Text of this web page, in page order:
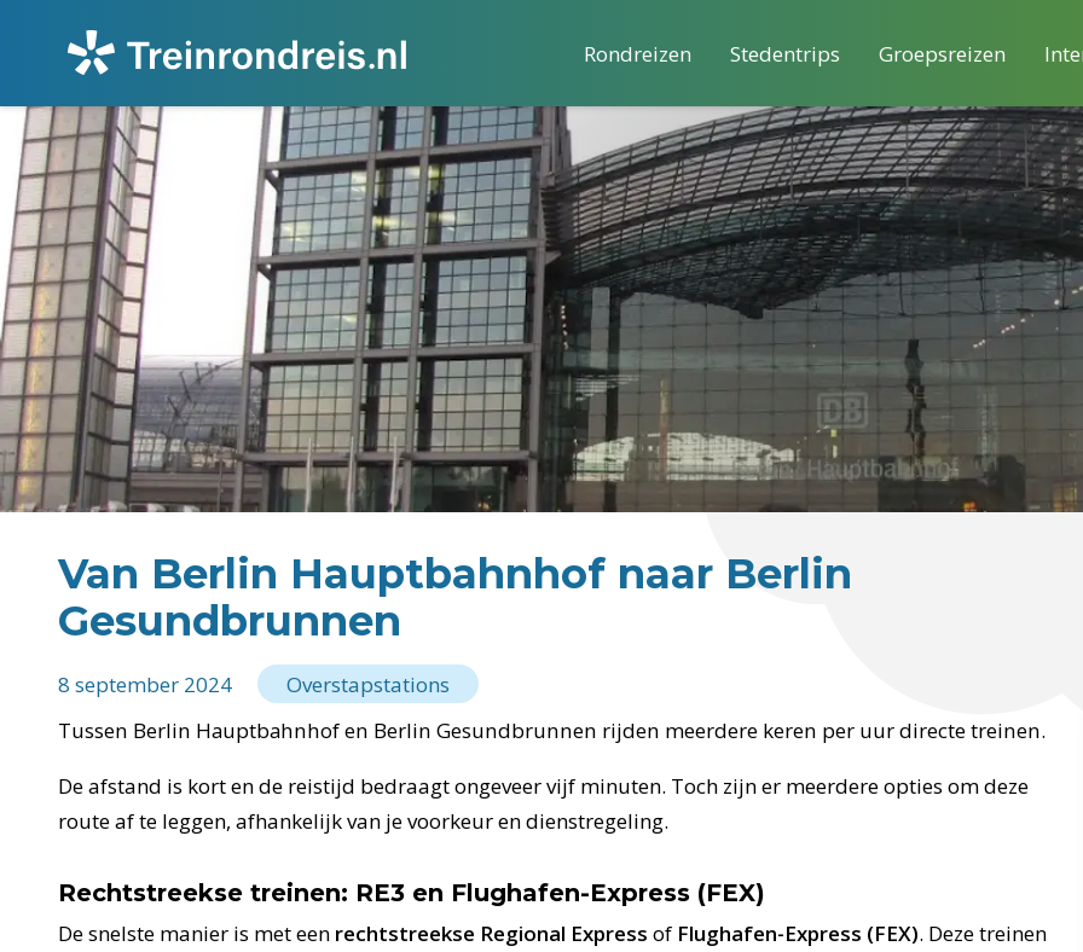
Rondreizen Stedentrips Groepsreizen
Van Berlin Hauptbahnhof naar Berlin
Gesundbrunnen
8 september 2024
Overstapstations
Tussen Berlin Hauptbahnhof en Berlin Gesundbrunnen rijden meerdere keren per uur directe treinen.
De afstand is kort en de reistijd bedraagt ongeveer vijf minuten. Toch zijn er meerdere opties om deze
route af te leggen, afhankelijk van je voorkeur en dienstregeling.
Rechtstreekse treinen: RE3 en Flughafen-Express (FEX)
De snelste manier is met een rechtstreekse Regional Express of Flughafen-Express (FEX). Deze treinen